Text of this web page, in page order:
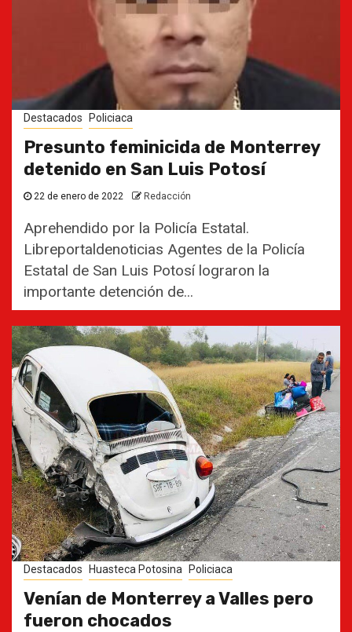
Destacados Policiaca
Presunto feminicida de Monterrey
detenido en San Luis Potosí
22 de enero de 2022 Redacción
Aprehendido por la Policía Estatal.
Libreportaldenoticias Agentes de la Policía
Estatal de San Luis Potosí lograron la
importante detención de...
Destacados Huasteca Potosina Policiaca
Venían de Monterrey a Valles pero
fueron chocados